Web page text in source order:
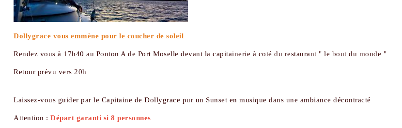
Dollygrace vous emmène pour le coucher de soleil
Rendez vous à 17h40 au Ponton A de Port Moselle devant la capitainerie à coté du restaurant " le bout du monde "
Retour prévu vers 20h
Laissez-vous guider par le Capitaine de Dollygrace pur un Sunset en musique dans une ambiance décontracté
Attention : Départ garanti si 8 personnes